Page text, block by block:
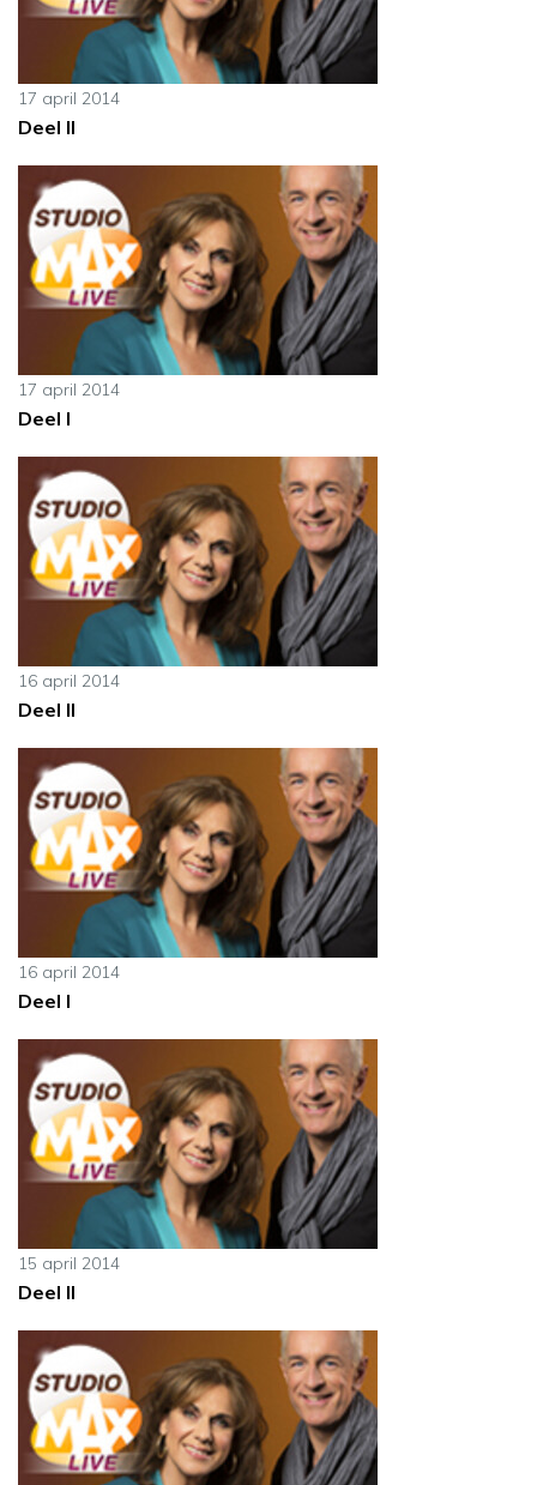
17 april 2014
Deel II
17 april 2014
Deel I
16 april 2014
Deel II
16 april 2014
Deel I
15 april 2014
Deel II